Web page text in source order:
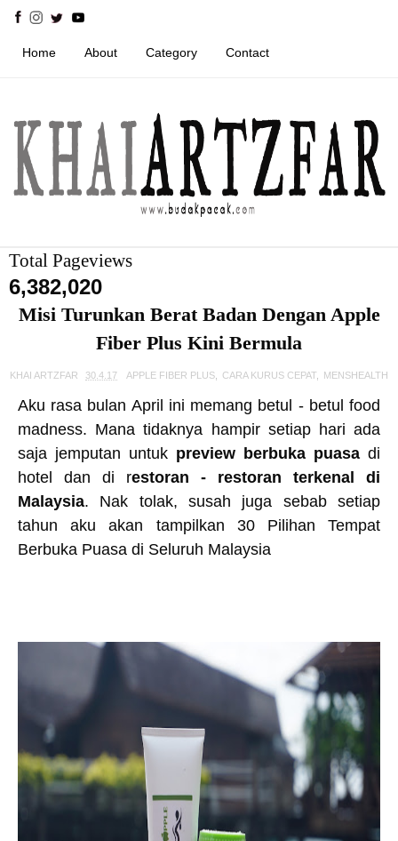
Home About Category Contact
Total Pageviews
6,382,020
Misi Turunkan Berat Badan Dengan Apple
Fiber Plus Kini Bermula
KHAI ARTZFAR 30.4.17 APPLE FIBER PLUS CARA KURUS CEPAT MENSHEALTH
Aku rasa bulan April ini memang betul - betul food
madness. Mana tidaknya hampir setiap hari ada
saja jemputan untuk preview berbuka puasa di
hotel dan di restoran - restoran terkenal di
Malaysia. Nak tolak, susah juga sebab setiap
tahun aku akan tampilkan 30 Pilihan Tempat
Berbuka Puasa di Seluruh Malaysia